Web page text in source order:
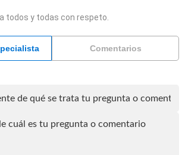
todos y todas con respeto.
al especialista Comentarios